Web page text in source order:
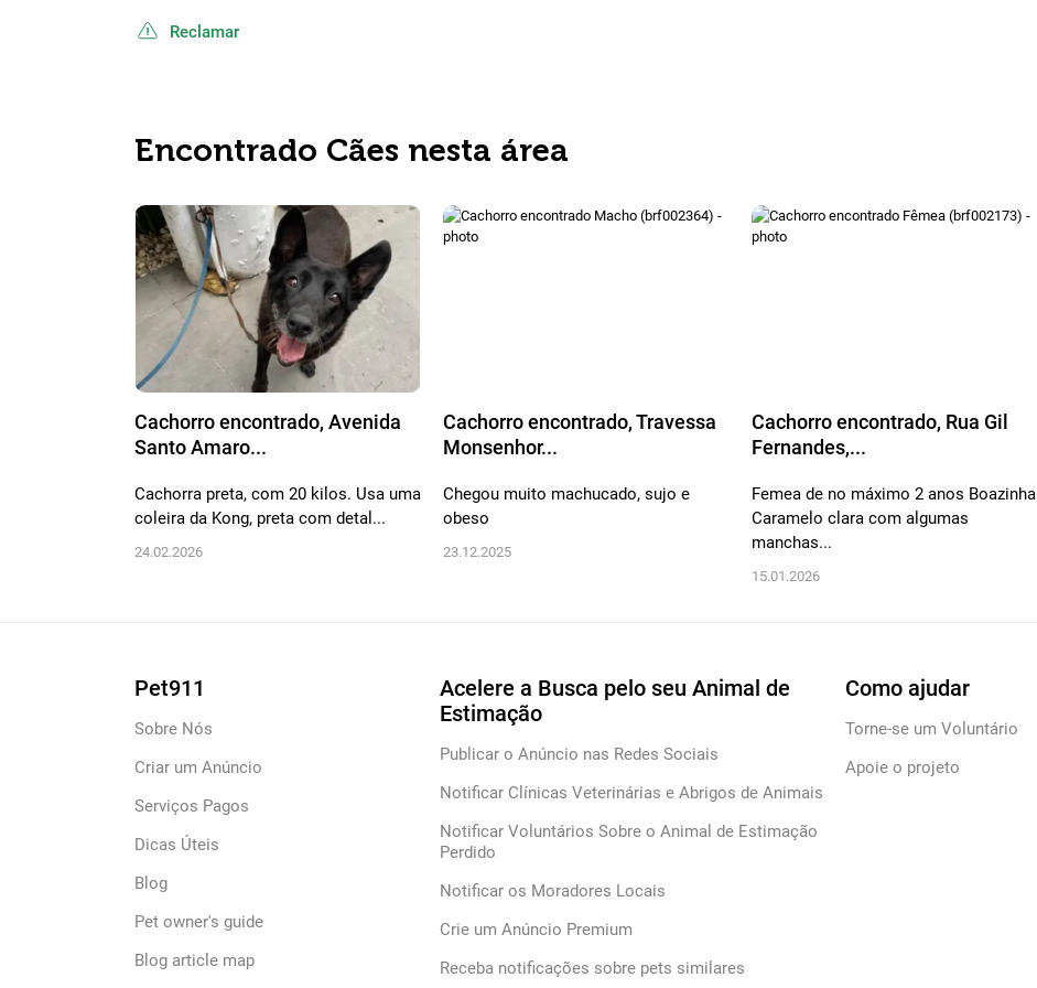
Reclamar
Encontrado Cães nesta área
Cachorro encontrado, Avenida
Santo Amaro...
Cachorra preta, com 20 kilos. Usa uma
coleira da Kong, preta com detal...
24.02.2026
Cachorro encontrado, Travessa
Monsenhor...
Chegou muito machucado, sujo e
obeso
23.12.2025
Cachorro encontrado, Rua Gil
Fernandes,...
Femea de no máximo 2 anos Boazinha
Caramelo clara com algumas
manchas...
15.01.2026
Pet911
Sobre Nós
Criar um Anúncio
Serviços Pagos
Dicas Úteis
Blog
Pet owner's guide
Blog article map
Acelere a Busca pelo seu Animal de
Estimação
Publicar o Anúncio nas Redes Sociais
Notificar Clínicas Veterinárias e Abrigos de Animais
Notificar Voluntários Sobre o Animal de Estimação
Perdido
Notificar os Moradores Locais
Crie um Anúncio Premium
Receba notificações sobre pets similares
Como ajudar
Torne-se um Voluntário
Apoie o projeto